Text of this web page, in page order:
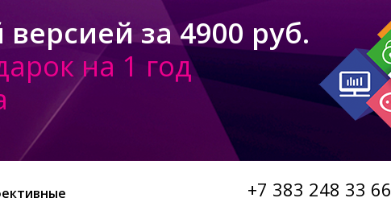
за 4900 руб.
на 1 год
+7 383 248 33 66